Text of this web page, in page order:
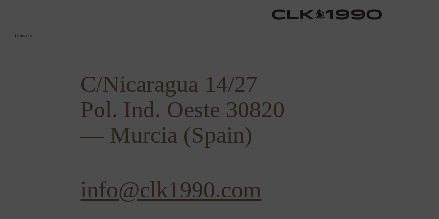
Contacto
C/Nicaragua 14/27
Pol. Ind. Oeste 30820
— Murcia (Spain)
info@clk1990.com